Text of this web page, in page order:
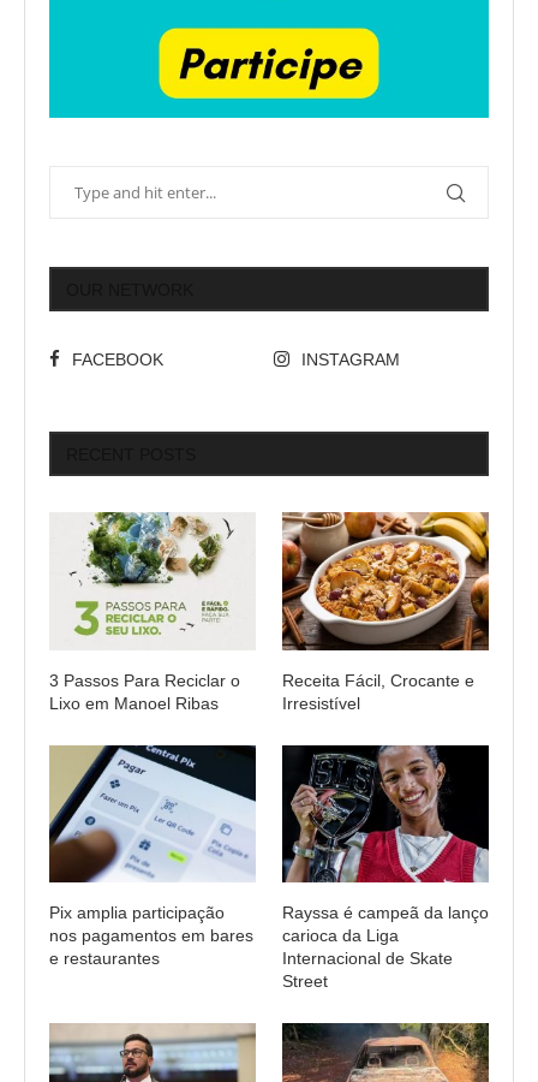
FACEBOOK INSTAGRAM
3 Passos Para Reciclar o
Lixo em Manoel Ribas
Receita Fácil, Crocante e
Irresistível
Pix amplia participação
nos pagamentos em bares
e restaurantes
Rayssa é campeã da lanço
carioca da Liga
Internacional de Skate
Street